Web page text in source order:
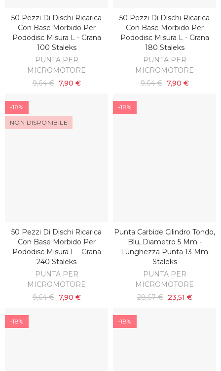
AGGIUNGI AL CARRELLO
50 Pezzi Di Dischi Ricarica
Con Base Morbido Per
Pododisc Misura L - Grana
100 Staleks
PUNTA PER
MICROMOTORE
9,64 € 7,90 €
AGGIUNGI AL CARRELLO
50 Pezzi Di Dischi Ricarica
Con Base Morbido Per
Pododisc Misura L - Grana
180 Staleks
PUNTA PER
MICROMOTORE
9,64 € 7,90 €
-18%
NON DISPONIBILE
SCOPRI
50 Pezzi Di Dischi Ricarica
Con Base Morbido Per
Pododisc Misura L - Grana
240 Staleks
PUNTA PER
MICROMOTORE
9,64 € 7,90 €
-18%
AGGIUNGI AL CARRELLO
Punta Carbide Cilindro Tondo,
Blu, Diametro 5 Mm -
Lunghezza Punta 13 Mm
Staleks
PUNTA PER
MICROMOTORE
28,67 € 23,51 €
-18% -18%